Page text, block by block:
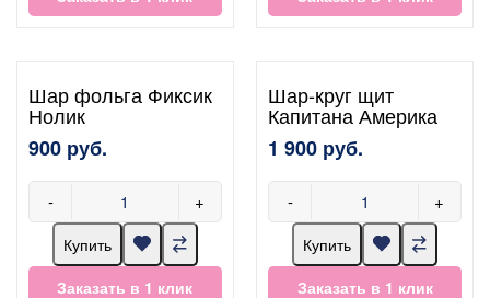
Шар фольга Фиксик
Нолик
900 руб.
- +
Купить
Заказать в 1 клик
Шар-круг щит
Капитана Америка
1 900 руб.
- +
Купить
Заказать в 1 клик